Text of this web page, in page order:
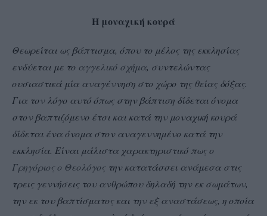
Η μοναχική κουρά
Θεωρείται ως βάπτισμα, όπου το μέλος της εκκλησίας
ενδύεται με το αγγελικό σχήμα, συντελώντας
ουσιαστικά μία αναγέννηση στο χώρο της θείας δόξας.
Για τον λόγο αυτό όπως στην βάπτιση δίδεται όνομα
στον βαπτιζόμενο έτσι και κατά την μοναχική κουρά
δίδεται ένα όνομα στον αναγεννημένο κατά την
εκκλησία. Είναι μάλιστα χαρακτηριστικό πως ο
Γρηγόριος ο Θεολόγοςτην κατατάσσει ανάμεσα στις
τρεις γεννήσεις του ανθρώπου δηλαδή την εκ σωμάτων,
την εκ του βαπτίσματος και την εξ αναστάσεως, η οποία